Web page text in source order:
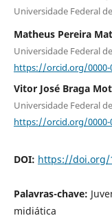
Universidade Federal
Matheus Pereira
Universidade Federal
https://orcid.org/0000-
Vitor José Braga
Universidade Federal
https://orcid.org/0000-
DOI: https://doi.org/
Palavras-chave:
midiática